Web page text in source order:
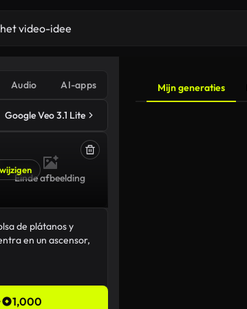
Audio AI-apps
Google Veo 3.1 Lite
Einde afbeelding
1,000
Mijn generaties